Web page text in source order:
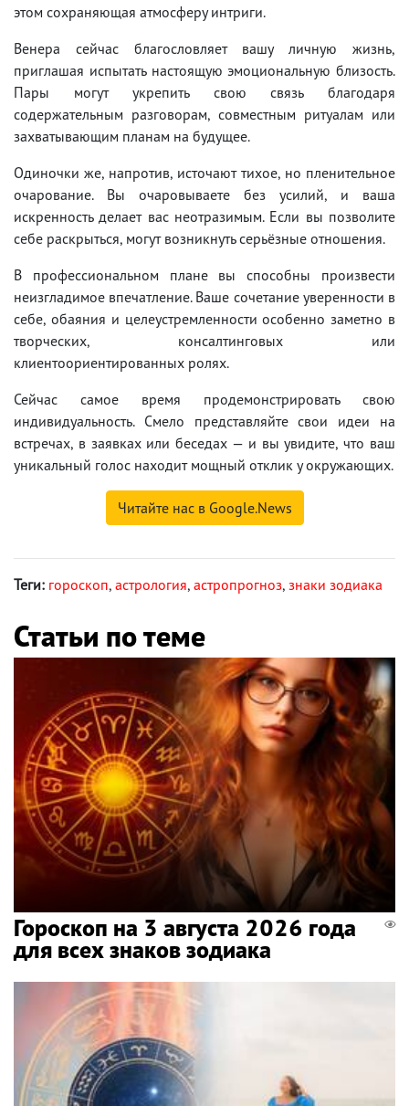
этом сохраняющая атмосферу интриги.
Венера сейчас благословляет вашу личную жизнь,
приглашая испытать настоящую эмоциональную близость.
Пары могут укрепить свою связь благодаря
содержательным разговорам, совместным ритуалам или
захватывающим планам на будущее.
Одиночки же, напротив, источают тихое, но пленительное
очарование. Вы очаровываете без усилий, и ваша
искренность делает вас неотразимым. Если вы позволите
себе раскрыться, могут возникнуть серьёзные отношения.
В профессиональном плане вы способны произвести
неизгладимое впечатление. Ваше сочетание уверенности в
себе, обаяния и целеустремленности особенно заметно в
творческих, консалтинговых или
клиентоориентированных ролях.
Сейчас самое время продемонстрировать свою
индивидуальность. Смело представляйте свои идеи на
встречах, в заявках или беседах — и вы увидите, что ваш
уникальный голос находит мощный отклик у окружающих.
Читайте нас в Google.News
Теги: гороскоп, астрология, астропрогноз, знаки зодиака
Статьи по теме
Гороскоп на 3 августа 2026 года
для всех знаков зодиака